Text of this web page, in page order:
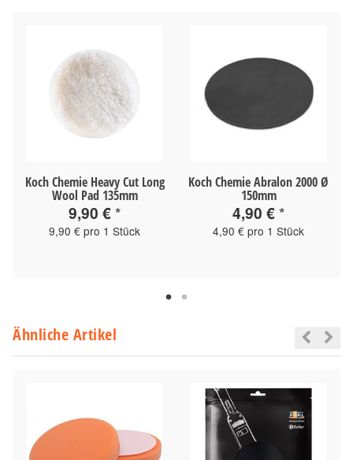
Koch Chemie Heavy Cut Long
Wool Pad 135mm
9,90 €*
9,90 € pro 1 Stück
Koch Chemie Abralon 2000 Ø
150mm
4,90 €*
4,90 € pro 1 Stück
Ähnliche Artikel